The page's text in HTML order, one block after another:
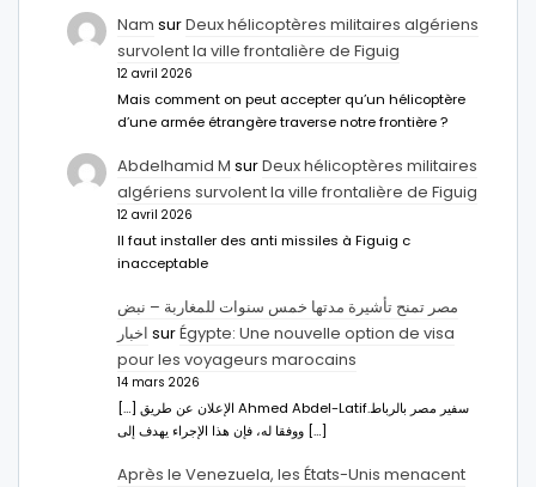
Nam surDeux hélicoptères militaires algériens
survolent la ville frontalière de Figuig
12 avril 2026
Mais comment on peut accepter qu’un hélicoptère
d’une armée étrangère traverse notre frontière ?
Abdelhamid M surDeux hélicoptères militaires
algériens survolent la ville frontalière de Figuig
12 avril 2026
Il faut installer des anti missiles à Figuig c
inacceptable
مصر تمنح تأشيرة مدتها خمس سنوات للمغاربة – نبض
اخبار surÉgypte: Une nouvelle option de visa
pour les voyageurs marocains
14 mars 2026
[…] الإعلان عن طريق Ahmed Abdel-Latifسفير مصر بالرباط.
ووفقا له، فإن هذا الإجراء يهدف إلى […]
Après le Venezuela, les États-Unis menacent